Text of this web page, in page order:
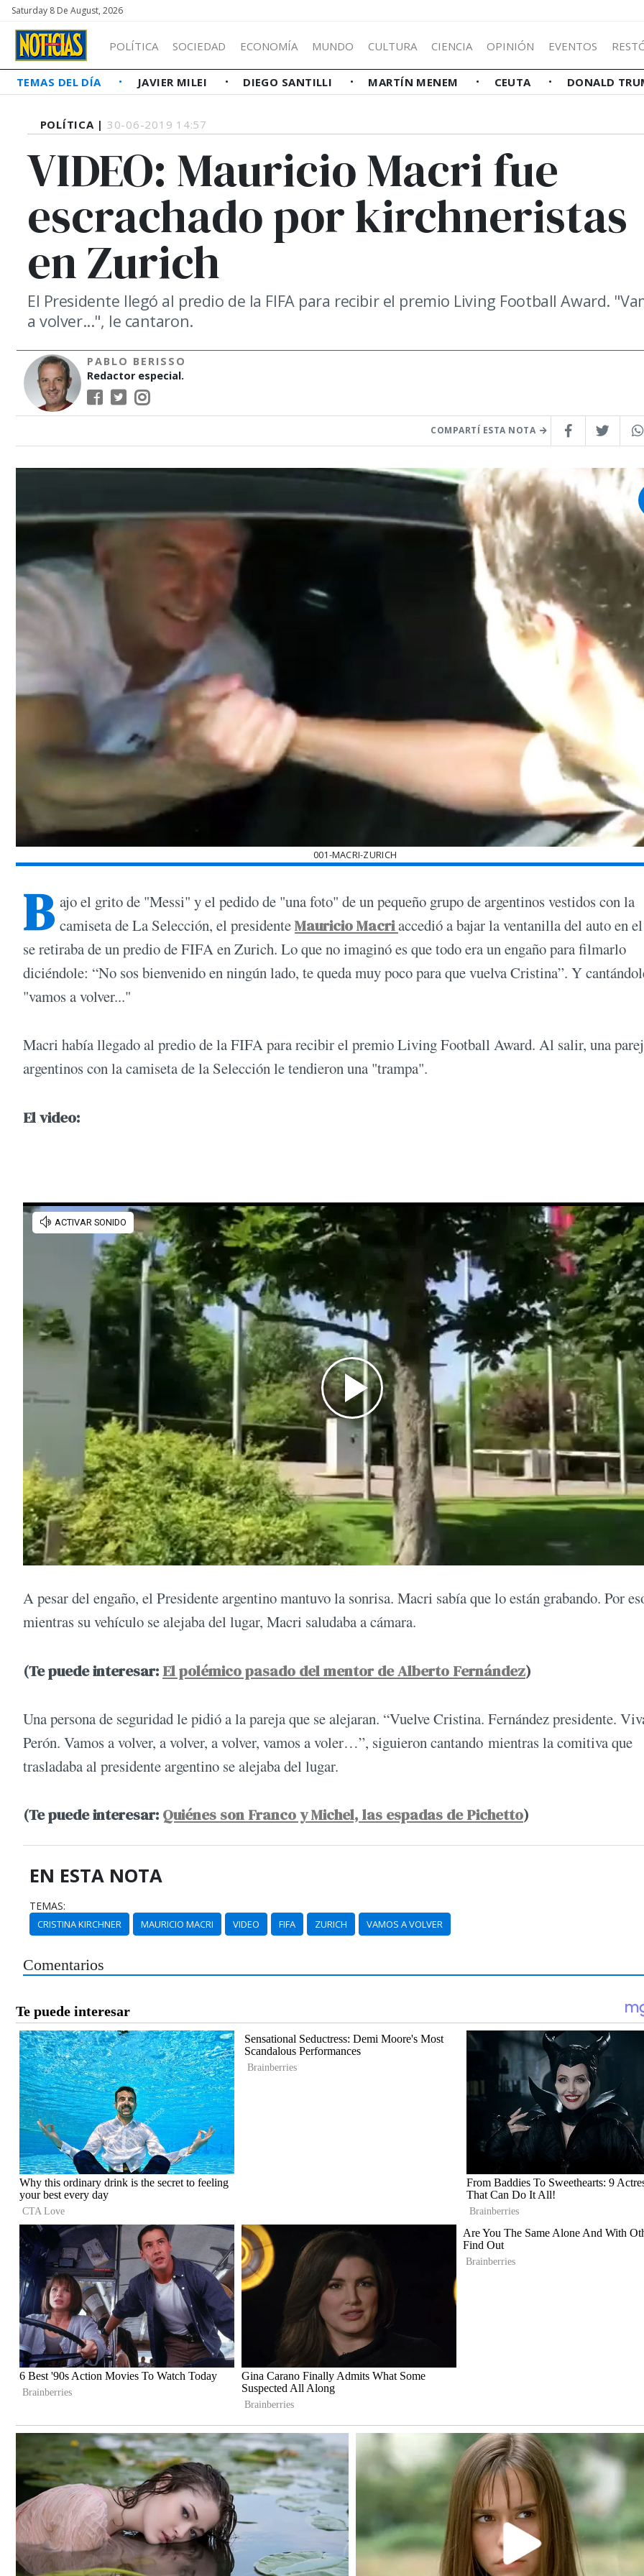
Saturday 8 De August, 2026
POLÍTICA SOCIEDAD ECONOMÍA MUNDO CULTURA CIENCIA OPINIÓN EVENTOS
TEMAS DEL DÍA JAVIER MILEI DIEGO SANTILLI MARTÍN MENEM CEUTA DONALD
POLÍTICA | 30-06-2019 14:57
VIDEO: Mauricio Macri fue
escrachado por kirchneristas
en Zurich
El Presidente llegó al predio de la FIFA para recibir el premio Living Football Award.
a volver...", le cantaron.
PABLO BERISSO
Redactor especial.
COMPARTÍ ESTA NOTA
001-MACRI-ZURICH
B ajo el grito de "Messi" y el pedido de "una foto" de un pequeño grupo de argentinos vestidos con la
camiseta de La Selección, el presidenteMauricio Macriaccedió a bajar la ventanilla del auto en
se retiraba de un predio de FIFA en Zurich. Lo que no imaginó es que todo era un engaño para filmarlo
diciéndole: “No sos bienvenido en ningún lado, te queda muy poco para que vuelva Cristina”. Y
"vamos a volver..."
Macri había llegado al predio de la FIFA para recibir el premio Living Football Award. Al salir, una
argentinos con la camiseta de la Selección le tendieron una "trampa".
El video:
A pesar del engaño, el Presidente argentino mantuvo la sonrisa. Macri sabía que lo están grabando. Por
mientras su vehículo se alejaba del lugar, Macri saludaba a cámara.
(Te puede interesar: El polémico pasado del mentor de Alberto Fernández)
Una persona de seguridad le pidió a la pareja que se alejaran. “Vuelve Cristina. Fernández presidente.
Perón. Vamos a volver, a volver, a volver, vamos a voler…”, siguieron cantando mientras la comitiva que
trasladaba al presidente argentino se alejaba del lugar.
(Te puede interesar: Quiénes son Franco y Michel, las espadas de Pichetto)
EN ESTA NOTA
TEMAS:
CRISTINA KIRCHNER MAURICIO MACRI VIDEO FIFA ZURICH VAMOS A VOLVER
Comentarios